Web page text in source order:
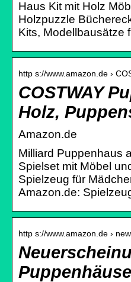
Haus Kit mit Holz
Holzpuzzle
Kits, Modellbausätze
http s://www.amazon.de ›
COSTWAY
Holz,
Amazon.de
Milliard Puppenhaus
Spielset mit Möbel
Spielzeug für
Amazon.de:
http s://www.amazon.de ›